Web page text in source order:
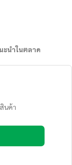
ะนำในตลาด
นค้า